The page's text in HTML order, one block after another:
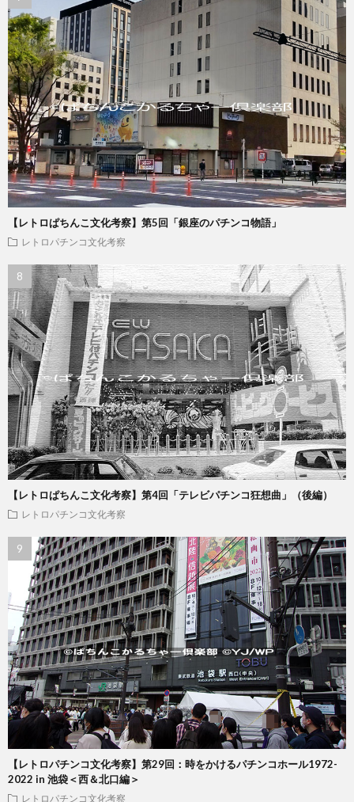
【レトロぱちんこ文化考察】第5回「銀座のパチンコ物語」
レトロパチンコ文化考察
【レトロぱちんこ文化考察】第4回「テレビパチンコ狂想曲」（後編）
レトロパチンコ文化考察
【レトロパチンコ文化考察】第29回：時をかけるパチンコホール1972-
2022 in 池袋＜西＆北口編＞
レトロパチンコ文化考察